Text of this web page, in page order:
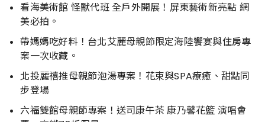
看海美術館 怪獸代班 全戶外開展！屏東藝術新亮點 網
美必拍。
帶媽媽吃好料！台北艾麗母親節限定海陸饗宴與住房專
案一次收藏。
北投麗禧推母親節泡湯專案！花束與SPA療癒、甜點同
步登場
六福雙館母親節專案！送司康午茶 康乃馨花籃 演唱會